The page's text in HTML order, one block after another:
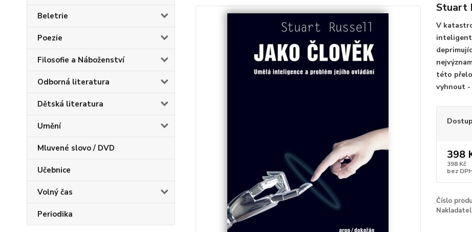
Beletrie
Poezie
Filosofie a Náboženství
Odborná literatura
Dětská literatura
Umění
Mluvené slovo / DVD
Učebnice
Volný čas
Periodika
Stuart
V
této
vyhnout -
398
398 Kč
bez
Číslo